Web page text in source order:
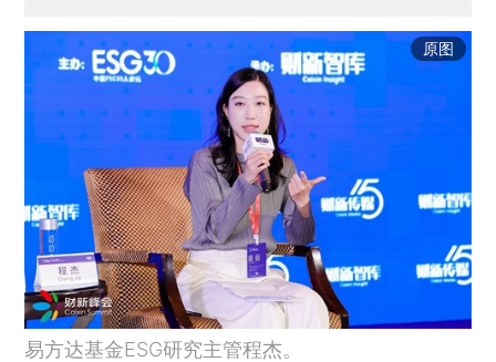
原图
易方达基金ESG研究主管程杰。